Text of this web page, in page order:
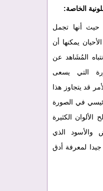
الخاصة:
حيث أنها تجمل
يمكنها أن
المُشَاهد عن
التي يسعى
قد يتجاوز هذا
في الصورة
الكثيرة
والأسود الذي
لمعرفة أدق